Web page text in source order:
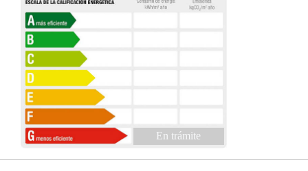
En trámite